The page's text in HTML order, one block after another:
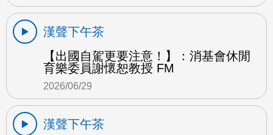
漢聲下午茶
【出國自駕更要注意！】：消基會休閒
育樂委員謝懷恕教授 FM
2026/06/29
漢聲下午茶